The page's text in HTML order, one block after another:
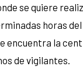
se quiere
horas del
encuentra la
de vigilantes.